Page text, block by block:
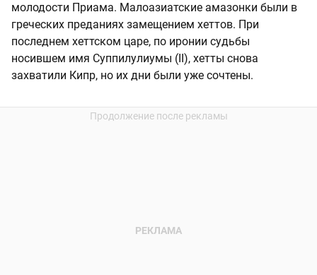
молодости Приама. Малоазиатские амазонки были в
греческих преданиях замещением хеттов. При
последнем хеттском царе, по иронии судьбы
носившем имя Суппилулиумы (II), хетты снова
захватили Кипр, но их дни были уже сочтены.